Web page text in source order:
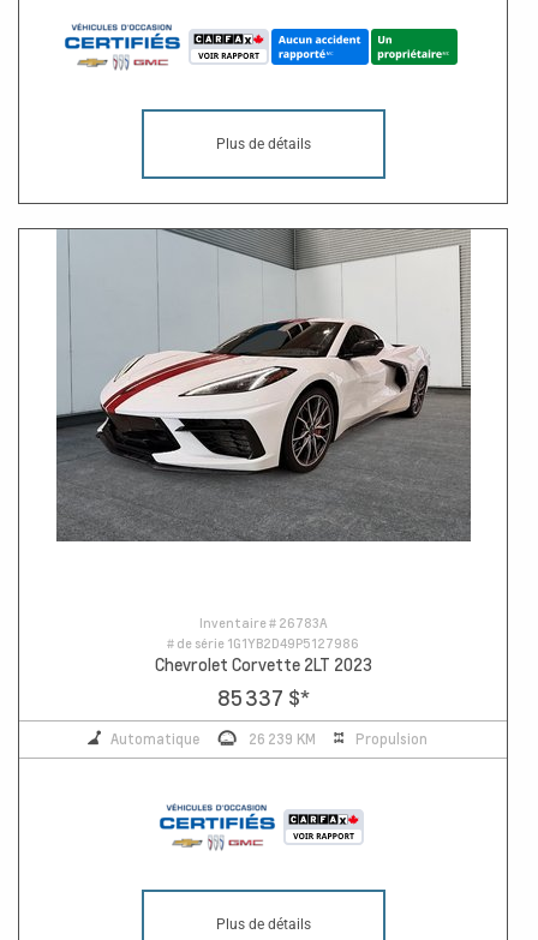
Plus de détails
Inventaire # 26783A
# de série 1G1YB2D49P5127986
Chevrolet Corvette 2LT 2023
85 337 $*
Automatique 26 239 KM Propulsion
Plus de détails